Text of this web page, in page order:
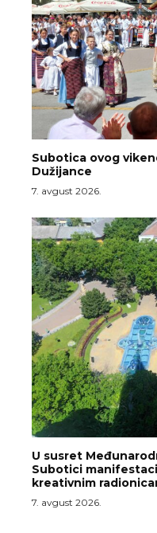
Subotica ovog
Dužijance
7. avgust 2026.
U susret
Subotici
kreativnim
7. avgust 2026.